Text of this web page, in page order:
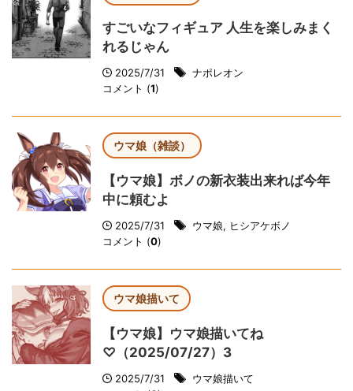
すごいなフィギュア 人生を楽しみまく
れるじゃん
2025/7/31
ナポレオン
コメント (1)
ウマ娘（雑談）
【ウマ娘】ボノの新衣装出来れば今年
中に頼むよ
2025/7/31 ウマ娘, ヒシアケボノ
コメント (0)
ウマ娘描いて
【ウマ娘】ウマ娘描いてね
♡（2025/07/27）3
2025/7/31
ウマ娘描いて